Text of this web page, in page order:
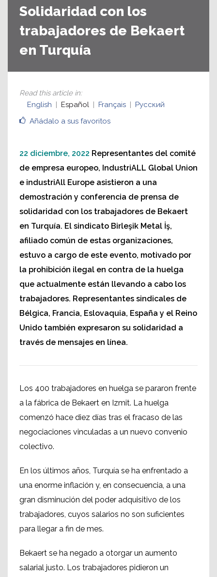
Solidaridad con los
trabajadores de Bekaert
en Turquía
Añádalo a sus favoritos
Read this article in:
English
Español Français Русский
22 diciembre, 2022 Representantes del comité
de empresa europeo, IndustriALL Global Union
e industriAll Europe asistieron a una
demostración y conferencia de prensa de
solidaridad con los trabajadores de Bekaert
en Turquía. El sindicato Birleşik Metal İş,
afiliado común de estas organizaciones,
estuvo a cargo de este evento, motivado por
la prohibición ilegal en contra de la huelga
que actualmente están llevando a cabo los
trabajadores. Representantes sindicales de
Bélgica, Francia, Eslovaquia, España y el Reino
Unido también expresaron su solidaridad a
través de mensajes en línea.
Los 400 trabajadores en huelga se pararon frente
a la fábrica de Bekaert en Izmit. La huelga
comenzó hace diez días tras el fracaso de las
negociaciones vinculadas a un nuevo convenio
colectivo.
En los últimos años, Turquía se ha enfrentado a
una enorme inflación y, en consecuencia, a una
gran disminución del poder adquisitivo de los
trabajadores, cuyos salarios no son suficientes
para llegar a fin de mes.
Bekaert se ha negado a otorgar un aumento
salarial justo. Los trabajadores pidieron un